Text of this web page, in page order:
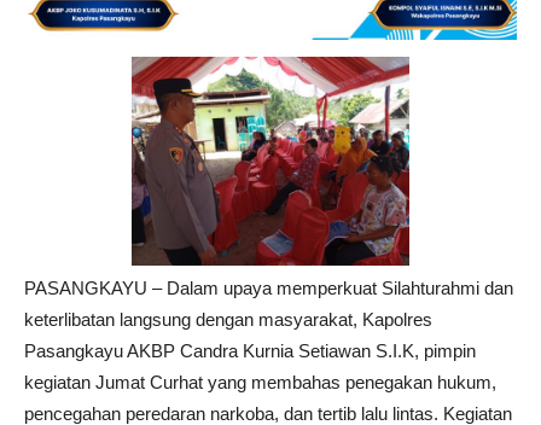
PASANGKAYU – Dalam upaya memperkuat Silahturahmi dan
keterlibatan langsung dengan masyarakat, Kapolres
Pasangkayu AKBP Candra Kurnia Setiawan S.I.K, pimpin
kegiatan Jumat Curhat yang membahas penegakan hukum,
pencegahan peredaran narkoba, dan tertib lalu lintas. Kegiatan